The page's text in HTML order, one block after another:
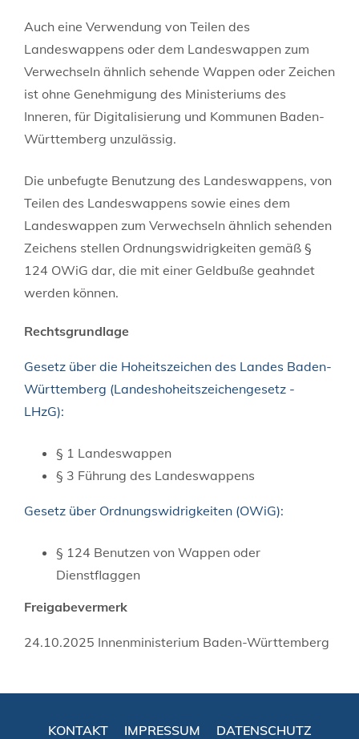
Auch eine Verwendung von Teilen des
Landeswappens oder dem Landeswappen zum
Verwechseln ähnlich sehende Wappen oder Zeichen
ist ohne Genehmigung des Ministeriums des
Inneren, für Digitalisierung und Kommunen Baden-
Württemberg unzulässig.
Die unbefugte Benutzung des Landeswappens, von
Teilen des Landeswappens sowie eines dem
Landeswappen zum Verwechseln ähnlich sehenden
Zeichens stellen Ordnungswidrigkeiten gemäß §
124 OWiG dar, die mit einer Geldbuße geahndet
werden können.
Rechtsgrundlage
Gesetz über die Hoheitszeichen des Landes Baden-
Württemberg (Landeshoheitszeichengesetz -
LHzG):
§ 1 Landeswappen
§ 3 Führung des Landeswappens
Gesetz über Ordnungswidrigkeiten (OWiG):
§ 124 Benutzen von Wappen oder
Dienstflaggen
Freigabevermerk
24.10.2025 Innenministerium Baden-Württemberg
KONTAKT IMPRESSUM
DATENSCHUTZ